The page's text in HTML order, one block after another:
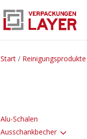
Start / Reinigungsprodukte
Alu-Schalen
Ausschankbecher3